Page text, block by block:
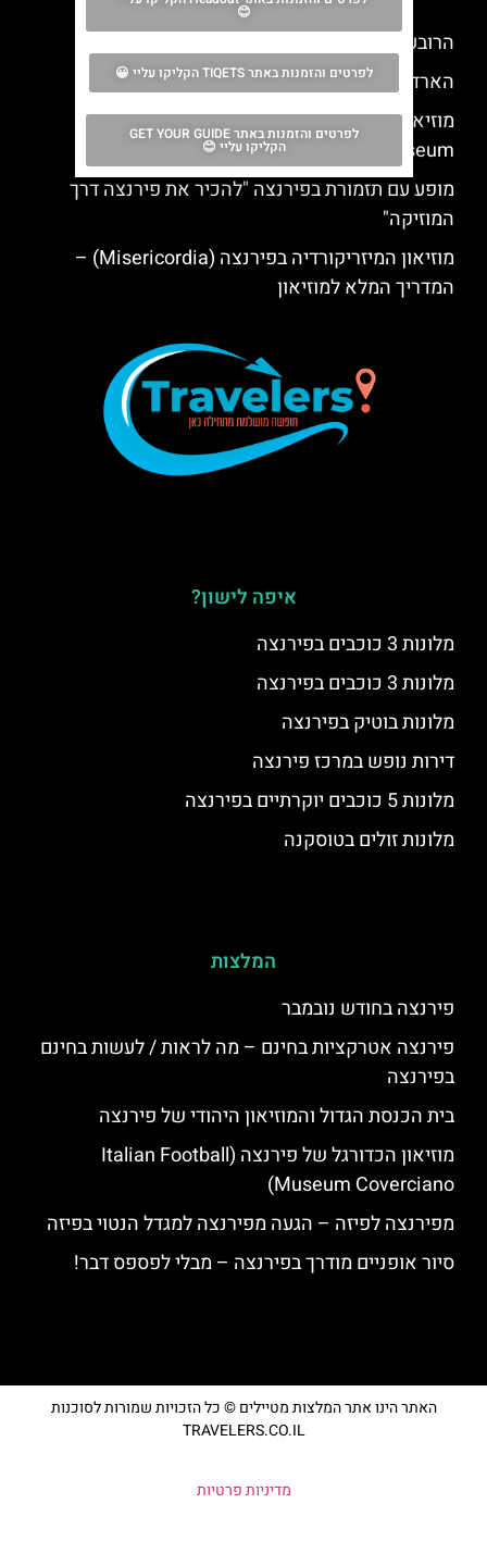
הרובע היהודי בפירנצה כל מה שצריך לדעת
הארד רוק קפה פירנצה
מוזיאון הדואומו של פירנצה (Opera del Duomo
Museum)
מופע עם תזמורת בפירנצה "להכיר את פירנצה דרך
המוזיקה"
מוזיאון המיזריקורדיה בפירנצה (Misericordia) –
המדריך המלא למוזיאון
איפה לישון?
מלונות 3 כוכבים בפירנצה
מלונות 3 כוכבים בפירנצה
מלונות בוטיק בפירנצה
דירות נופש במרכז פירנצה
מלונות 5 כוכבים יוקרתיים בפירנצה
מלונות זולים בטוסקנה
המלצות
פירנצה בחודש נובמבר
פירנצה אטרקציות בחינם – מה לראות / לעשות בחינם
בפירנצה
בית הכנסת הגדול והמוזיאון היהודי של פירנצה
מוזיאון הכדורגל של פירנצה (Italian Football
Museum Coverciano)
מפירנצה לפיזה – הגעה מפירנצה למגדל הנטוי בפיזה
סיור אופניים מודרך בפירנצה – מבלי לפספס דבר!
האתר הינו אתר המלצות מטיילים © כל הזכויות שמורות לסוכנות
TRAVELERS.CO.IL
מדיניות פרטיות
😊
לפרטים והזמנות באתר TIQETS הקליקו עליי 😀
לפרטים והזמנות באתר GET YOUR GUIDE
הקליקו עליי 😊